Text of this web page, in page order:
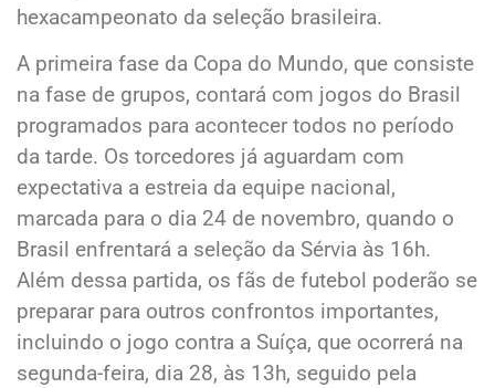
hexacampeonato da seleção brasileira.
A primeira fase da Copa do Mundo, que consiste
na fase de grupos, contará com jogos do Brasil
programados para acontecer todos no período
da tarde. Os torcedores já aguardam com
expectativa a estreia da equipe nacional,
marcada para o dia 24 de novembro, quando o
Brasil enfrentará a seleção da Sérvia às 16h.
Além dessa partida, os fãs de futebol poderão se
preparar para outros confrontos importantes,
incluindo o jogo contra a Suíça, que ocorrerá na
segunda-feira, dia 28, às 13h, seguido pela